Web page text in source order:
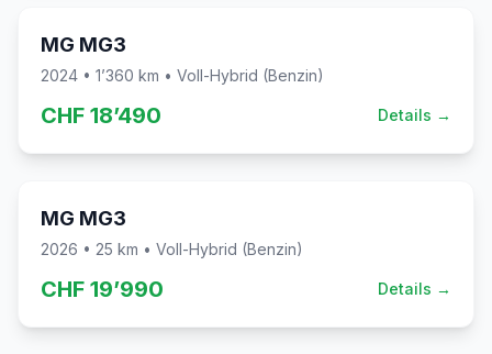
Sofort verfügbar
MG MG3
2024 • 1’360 km • Voll-Hybrid (Benzin)
CHF 18’490 Details →
Sofort verfügbar
MG MG3
2026 • 25 km • Voll-Hybrid (Benzin)
CHF 19’990 Details →